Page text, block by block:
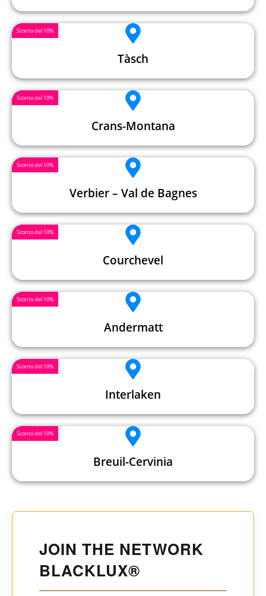
Tàsch
Sconto del 10%
Crans-Montana
Sconto del 10%
Verbier – Val de Bagnes
Sconto del 10%
Courchevel
Sconto del 10%
Andermatt
Sconto del 10%
Interlaken
Sconto del 10%
Breuil-Cervinia
Sconto del 10%
JOIN THE NETWORK
BLACKLUX®